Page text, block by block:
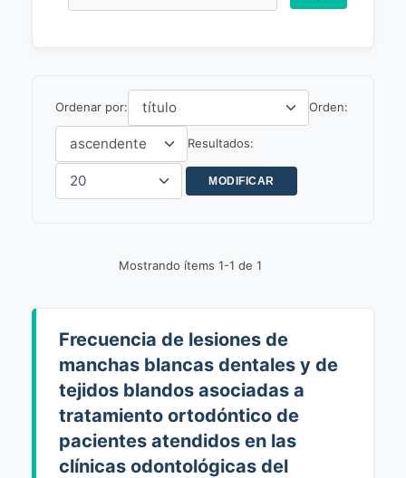
Ordenar por: Orden:
Resultados:
Mostrando ítems 1-1 de 1
Frecuencia de lesiones de
manchas blancas dentales y de
tejidos blandos asociadas a
tratamiento ortodóntico de
pacientes atendidos en las
clínicas odontológicas del